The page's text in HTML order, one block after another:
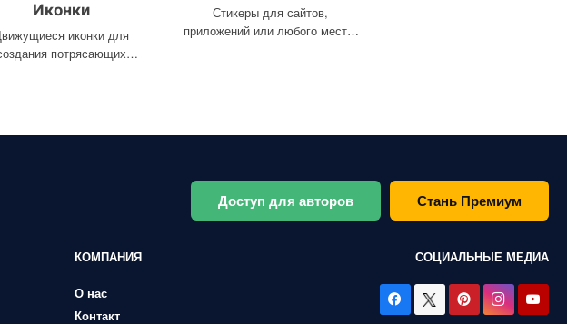
Иконки
иконки для
потрясающих
Стикеры для сайтов,
приложений или любого места,
Доступ для авторов Стань Премиум
КОМПАНИЯ
О нас
Контакт
СОЦИАЛЬНЫЕ МЕДИА